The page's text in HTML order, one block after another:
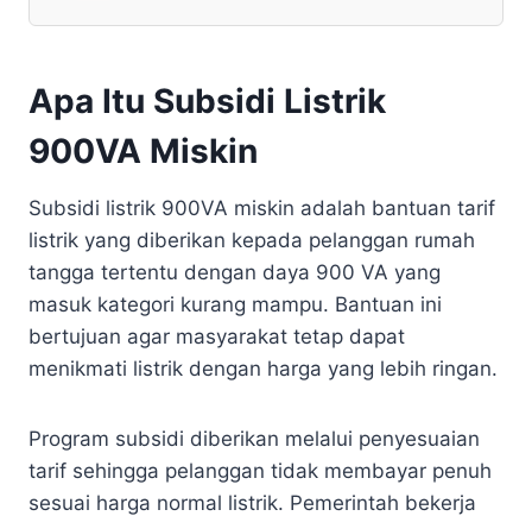
Apa Itu Subsidi Listrik
900VA Miskin
Subsidi listrik 900VA miskin adalah bantuan tarif
listrik yang diberikan kepada pelanggan rumah
tangga tertentu dengan daya 900 VA yang
masuk kategori kurang mampu. Bantuan ini
bertujuan agar masyarakat tetap dapat
menikmati listrik dengan harga yang lebih ringan.
Program subsidi diberikan melalui penyesuaian
tarif sehingga pelanggan tidak membayar penuh
sesuai harga normal listrik. Pemerintah bekerja